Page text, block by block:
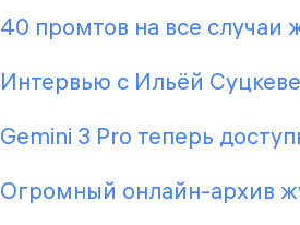
40 промтов на все случаи
Интервью с Ильёй
Gemini 3 Pro теперь
Огромный онлайн-архив